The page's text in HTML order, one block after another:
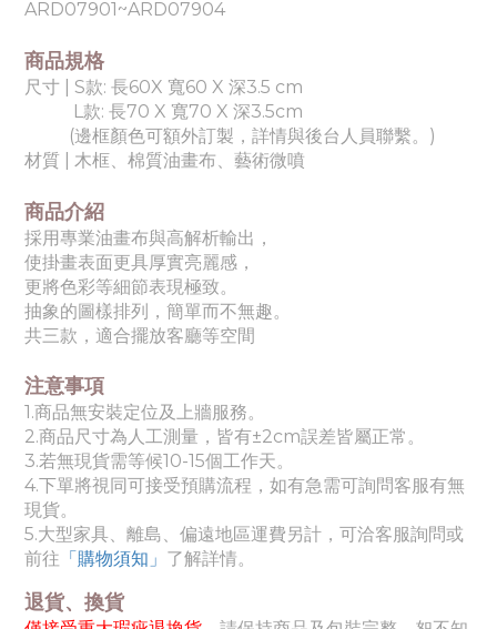
ARD07901~ARD07904
商品規格
尺寸 | S款: 長60X 寬60 X 深3.5 cm
L款: 長70 X 寬70 X 深3.5cm
(邊框顏色可額外訂製，詳情與後台人員聯繫。)
材質 | 木框、棉質油畫布、藝術微噴
商品介紹
採用專業油畫布與高解析輸出，
使掛畫表面更具厚實亮麗感，
更將色彩等細節表現極致。
抽象的圖樣排列，簡單而不無趣。
共三款，適合擺放客廳等空間
注意事項
1.商品無安裝定位及上牆服務。
2.商品尺寸為人工測量，皆有±2cm誤差皆屬正常。
3.若無現貨需等候10-15個工作天。
4.下單將視同可接受預購流程，如有急需可詢問客服有無
現貨。
5.大型家具、離島、偏遠地區運費另計，可洽客服詢問或
前往 「購物須知」 了解詳情。
退貨、換貨